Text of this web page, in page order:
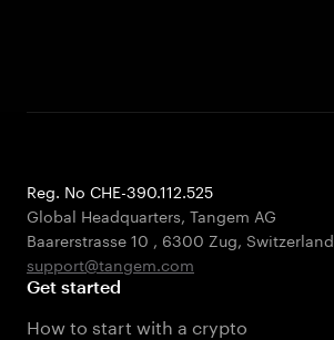
Reg. No CHE-390.112.525
Global Headquarters, Tangem AG
Baarerstrasse 10 , 6300 Zug, Switzerland
support@tangem.com
Get started
How to start with a crypto